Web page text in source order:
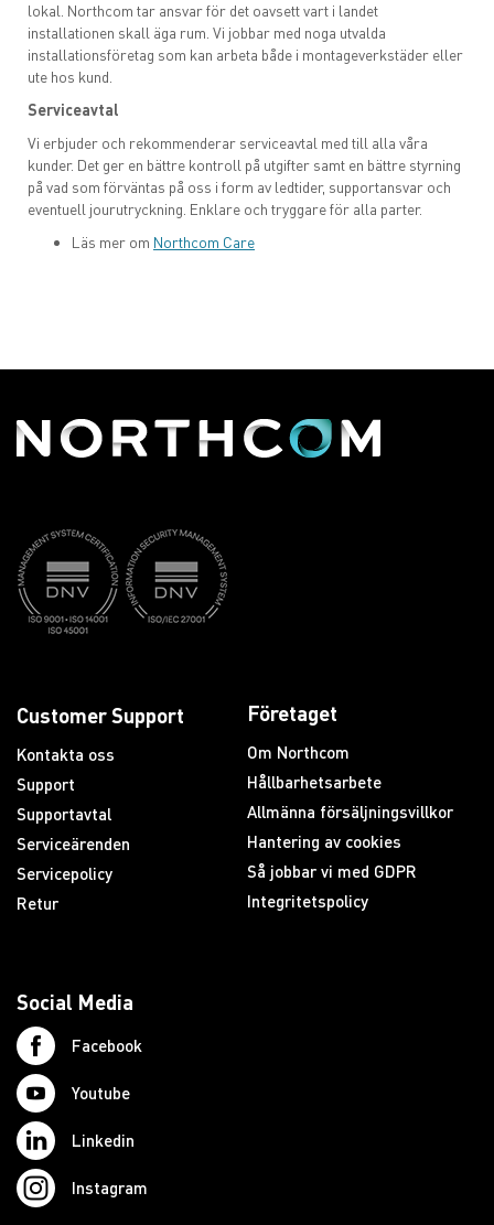
lokal. Northcom tar ansvar för det oavsett vart i landet
installationen skall äga rum. Vi jobbar med noga utvalda
installationsföretag som kan arbeta både i montageverkstäder eller
ute hos kund.
Serviceavtal
Vi erbjuder och rekommenderar serviceavtal med till alla våra
kunder. Det ger en bättre kontroll på utgifter samt en bättre styrning
på vad som förväntas på oss i form av ledtider, supportansvar och
eventuell jourutryckning. Enklare och tryggare för alla parter.
Läs mer om Northcom Care
Customer Support
Kontakta oss
Support
Supportavtal
Serviceärenden
Servicepolicy
Retur
Företaget
Om Northcom
Hållbarhetsarbete
Allmänna försäljningsvillkor
Hantering av cookies
Så jobbar vi med GDPR
Integritetspolicy
Social Media
Facebook
Youtube
Linkedin
Instagram